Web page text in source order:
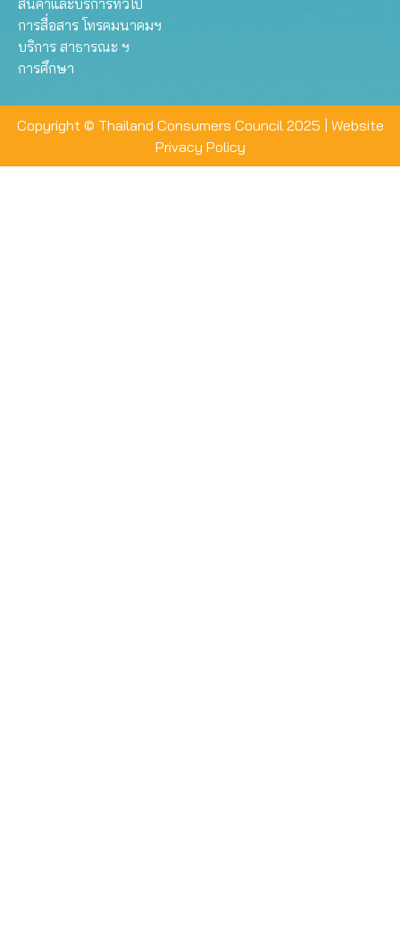
การสื่อสาร โทรคมนาคมฯ
บริการ สาธารณะ ฯ
การศึกษา
Copyright © Thailand Consumers Council 2025 | Website
Privacy Policy